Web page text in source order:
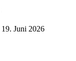
19. Juni 2026